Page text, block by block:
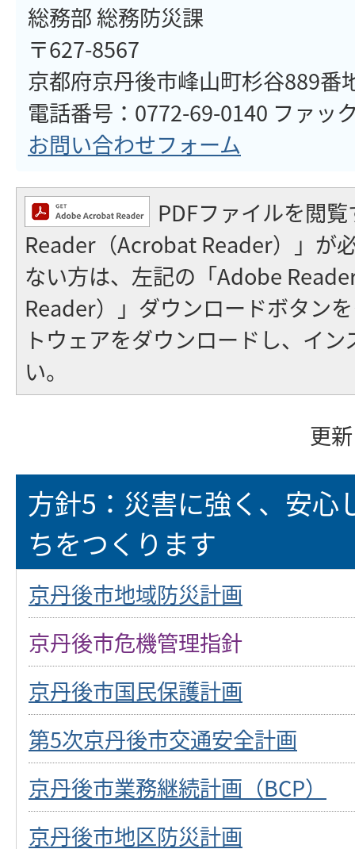
総務部 総務防災課
〒627-8567
京都府京丹後市峰山町杉谷889番
電話番号：0772-69-0140 ファッ
お問い合わせフォーム
PDFファイルを閲
Reader（Acrobat Reader）」が
ない方は、左記の「Adobe
Reader）」ダウンロードボタン
トウェアをダウンロードし、イ
い。
更
方針5：災害に強く、安心
ちをつくります
京丹後市地域防災計画
京丹後市危機管理指針
京丹後市国民保護計画
第5次京丹後市交通安全計画
京丹後市業務継続計画（BCP）
京丹後市地区防災計画